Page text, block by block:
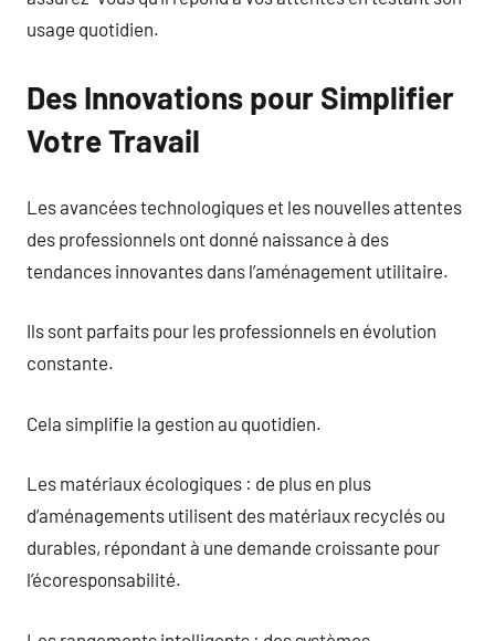
usage quotidien.
Des Innovations pour Simplifier
Votre Travail
Les avancées technologiques et les nouvelles attentes
des professionnels ont donné naissance à des
tendances innovantes dans l’aménagement utilitaire.
Ils sont parfaits pour les professionnels en évolution
constante.
Cela simplifie la gestion au quotidien.
Les matériaux écologiques : de plus en plus
d’aménagements utilisent des matériaux recyclés ou
durables, répondant à une demande croissante pour
l’écoresponsabilité.